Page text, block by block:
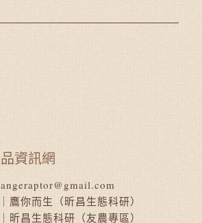
資訊網
鷹你而生（昕昌生態科研）
昕昌生態科研（友農專區）